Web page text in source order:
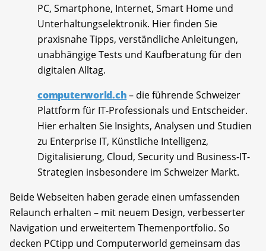
PC, Smartphone, Internet, Smart Home und
Unterhaltungselektronik. Hier finden Sie
praxisnahe Tipps, verständliche Anleitungen,
unabhängige Tests und Kaufberatung für den
digitalen Alltag.
computerworld.ch– die führende Schweizer
Plattform für IT-Professionals und Entscheider.
Hier erhalten Sie Insights, Analysen und Studien
zu Enterprise IT, Künstliche Intelligenz,
Digitalisierung, Cloud, Security und Business-IT-
Strategien insbesondere im Schweizer Markt.
Beide Webseiten haben gerade einen umfassenden
Relaunch erhalten – mit neuem Design, verbesserter
Navigation und erweitertem Themenportfolio. So
decken PCtipp und Computerworld gemeinsam das